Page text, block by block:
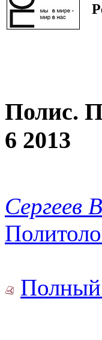
Полис.
6 2013
Сергеев
Полный